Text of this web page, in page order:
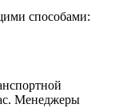
способами:
Менеджеры